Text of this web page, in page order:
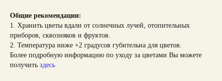
Общие рекомендации:
1. Хранить цветы вдали от солнечных лучей, отопительных
приборов, сквозняков и фруктов.
2. Температура ниже +2 градусов губительна для цветов.
Более подробную информацию по уходу за цветами Вы можете
получить здесь